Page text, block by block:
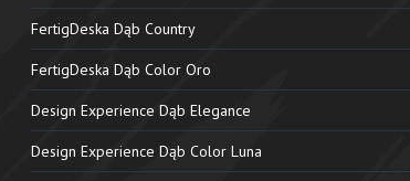
FertigDeska Dąb Country
FertigDeska Dąb Color Oro
Design Experience Dąb Elegance
Design Experience Dąb Color Luna